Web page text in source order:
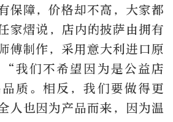
保障，价格却不高，大家都
家熠说，店内的披萨由拥有
傅制作，采用意大利进口原
我们不希望因为是公益店
质。相反，我们要做得更
人也因为产品而来，因为温